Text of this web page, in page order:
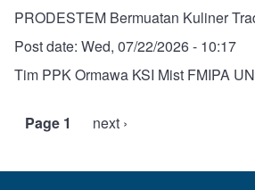
PRODESTEM Bermuatan Kuliner
Post date: Wed, 07/22/2026 - 10:17
Tim PPK Ormawa KSI Mist FMIPA
Pagination
Page 1
Next
next ›